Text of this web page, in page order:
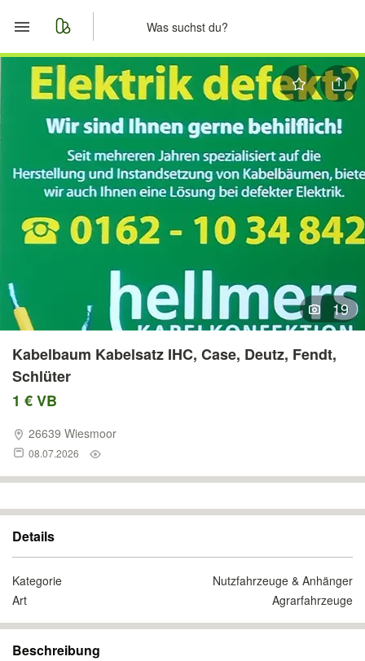
Start
Merkliste
Nachrichten
Anzeige aufgeben
19
Kabelbaum Kabelsatz IHC, Case, Deutz, Fendt,
Schlüter
1 € VB
26639 Wiesmoor
08.07.2026
Details
Kategorie
Nutzfahrzeuge & Anhänger
Art
Agrarfahrzeuge
Beschreibung